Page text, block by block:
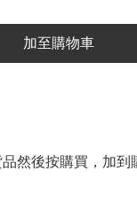
加至購物車
然後按購買，加到